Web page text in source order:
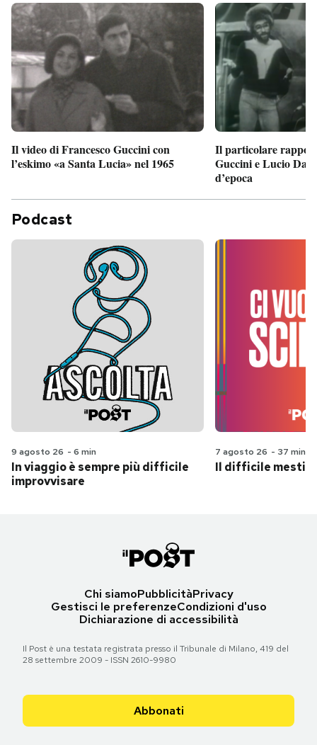
Il video di Francesco Guccini con
l’eskimo «a Santa Lucia» nel 1965
Il particolare
Guccini e Lucio
d’epoca
Podcast
9 agosto 26 - 6 min
In viaggio è sempre più difficile
improvvisare
7 agosto 26 - 37 min
Il difficile
Chi siamoPubblicitàPrivacy
Gestisci le preferenzeCondizioni d'uso
Dichiarazione di accessibilità
Il Post è una testata registrata presso il Tribunale di Milano, 419 del
28 settembre 2009 - ISSN 2610-9980
Abbonati